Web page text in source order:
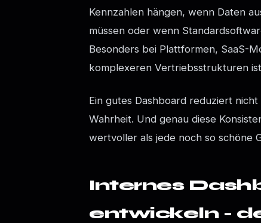
Kennzahlen hängen, wenn Daten
müssen oder wenn
Besonders bei Plattformen, SaaS-
komplexeren Vertriebsstrukturen
Ein gutes Dashboard reduziert
Wahrheit. Und genau diese
wertvoller als jede noch so schöne
Internes
entwickeln -